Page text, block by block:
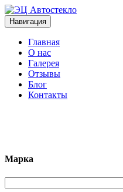
Навигация
Главная
О нас
Галерея
Отзывы
Блог
Контакты
Марка